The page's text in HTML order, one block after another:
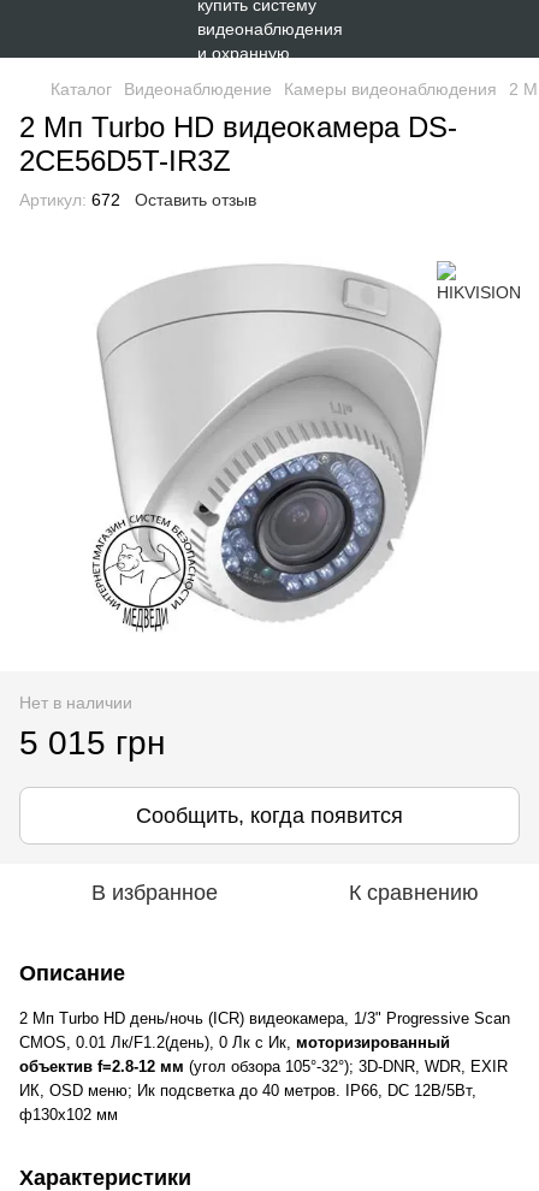
Каталог Видеонаблюдение Камеры видеонаблюдения 2
2 Мп Turbo HD видеокамера DS-
2CE56D5T-IR3Z
Артикул: 672 Оставить отзыв
Нет в наличии
5 015 грн
Сообщить, когда появится
В избранное К сравнению
Описание
2 Мп Turbo HD день/ночь (ICR) видеокамера, 1/3" Progressive Scan
CMOS, 0.01 Лк/F1.2(день), 0 Лк c Ик, моторизированный
объектив f=2.8-12 мм (угол обзора 105°-32°); 3D-DNR, WDR, EXIR
ИК, OSD меню; Ик подсветка до 40 метров. IP66, DC 12В/5Вт,
ф130х102 мм
Характеристики